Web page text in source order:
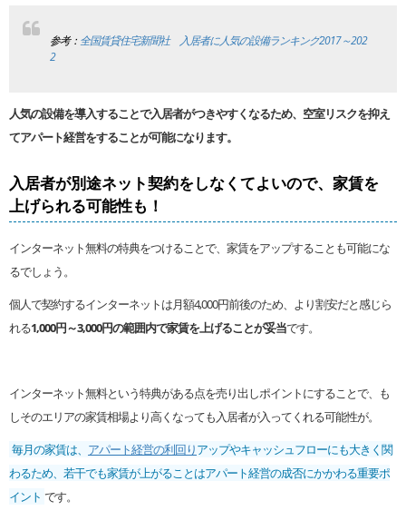
参考： 全国賃貸住宅新聞社 入居者に人気の設備ランキング2017～202
2
人気の設備を導入することで入居者がつきやすくなるため、空室リスクを抑え
てアパート経営をすることが可能になります。
入居者が別途ネット契約をしなくてよいので、家賃を
上げられる可能性も！
インターネット無料の特典をつけることで、家賃をアップすることも可能にな
るでしょう。
個人で契約するインターネットは月額4,000円前後のため、より割安だと感じら
れる1,000円～3,000円の範囲内で家賃を上げることが妥当です。
インターネット無料という特典がある点を売り出しポイントにすることで、も
しそのエリアの家賃相場より高くなっても入居者が入ってくれる可能性が。
毎月の家賃は、 アパート経営の利回りアップやキャッシュフローにも大きく関
わるため、若干でも家賃が上がることはアパート経営の成否にかかわる重要ポ
イント です。